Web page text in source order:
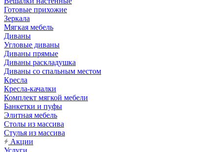
Готовые прихожие
Зеркала
Мягкая мебель
Диваны
Угловые диваны
Диваны прямые
Диваны раскладушка
Диваны со спальным местом
Кресла
Кресла-качалки
Комплект мягкой мебели
Банкетки и пуфы
Элитная мебель
Столы из массива
Стулья из массива
Акции
Услуги